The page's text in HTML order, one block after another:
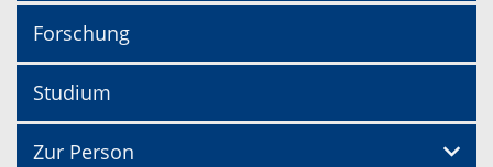
Forschung
Studium
Zur Person